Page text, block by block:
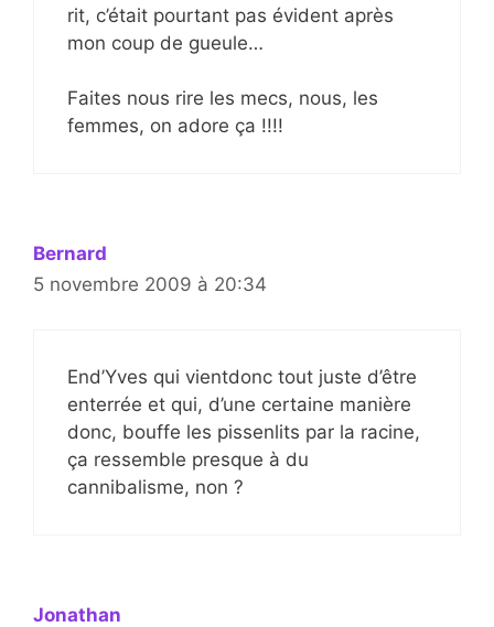
rit, c’était pourtant pas évident après
mon coup de gueule…
Faites nous rire les mecs, nous, les
femmes, on adore ça !!!!
Bernard
5 novembre 2009 à 20:34
End’Yves qui vientdonc tout juste d’être
enterrée et qui, d’une certaine manière
donc, bouffe les pissenlits par la racine,
ça ressemble presque à du
cannibalisme, non ?
Jonathan